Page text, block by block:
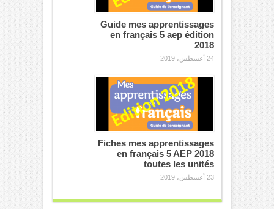
Guide mes apprentissages
en français 5 aep édition
2018
24 أغسطس، 2019
Fiches mes apprentissages
en français 5 AEP 2018
toutes les unités
23 أغسطس، 2019